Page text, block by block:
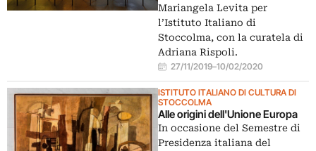
Mariangela Levita per
l’Istituto Italiano di
Stoccolma, con la curatela di
Adriana Rispoli.
27/11/2019–10/02/2020
ISTITUTO ITALIANO DI CULTURA DI
STOCCOLMA
Alle origini dell'Unione Europa
In occasione del Semestre di
Presidenza italiana del